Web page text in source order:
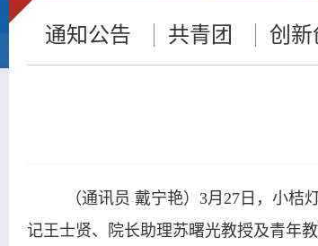
通知公告 共青团 创新
（通讯员 戴宁艳）3月27日，小
记王士贤、院长助理苏曙光教授及青年